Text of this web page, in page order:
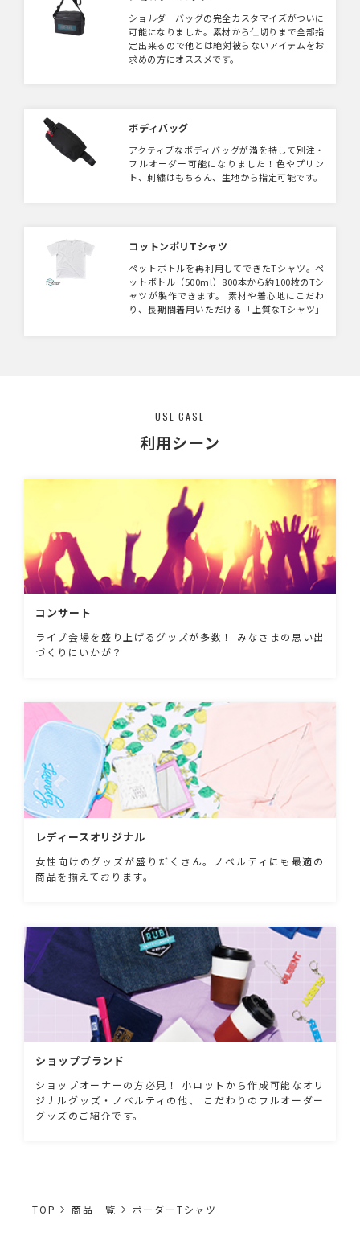
ショルダーバッグの完全カスタマイズがついに
可能になりました。素材から仕切りまで全部指
定出来るので他とは絶対被らないアイテムをお
求めの方にオススメです。
ボディバッグ
アクティブなボディバッグが満を持して別注・
フルオーダー可能になりました！色やプリン
ト、刺繍はもちろん、生地から指定可能です。
コットンポリTシャツ
ペットボトルを再利用してできたTシャツ。ペ
ットボトル（500ml）800本から約100枚のTシ
ャツが製作できます。 素材や着心地にこだわ
り、長期間着用いただける「上質なTシャツ」
USE CASE
利用シーン
コンサート
ライブ会場を盛り上げるグッズが多数！ みなさまの思い出
づくりにいかが？
レディースオリジナル
女性向けのグッズが盛りだくさん。ノベルティにも最適の
商品を揃えております。
ショップブランド
ショップオーナーの方必見！ 小ロットから作成可能なオリ
ジナルグッズ・ノベルティの他、 こだわりのフルオーダー
グッズのご紹介です。
TOP 商品一覧 ボーダーTシャツ